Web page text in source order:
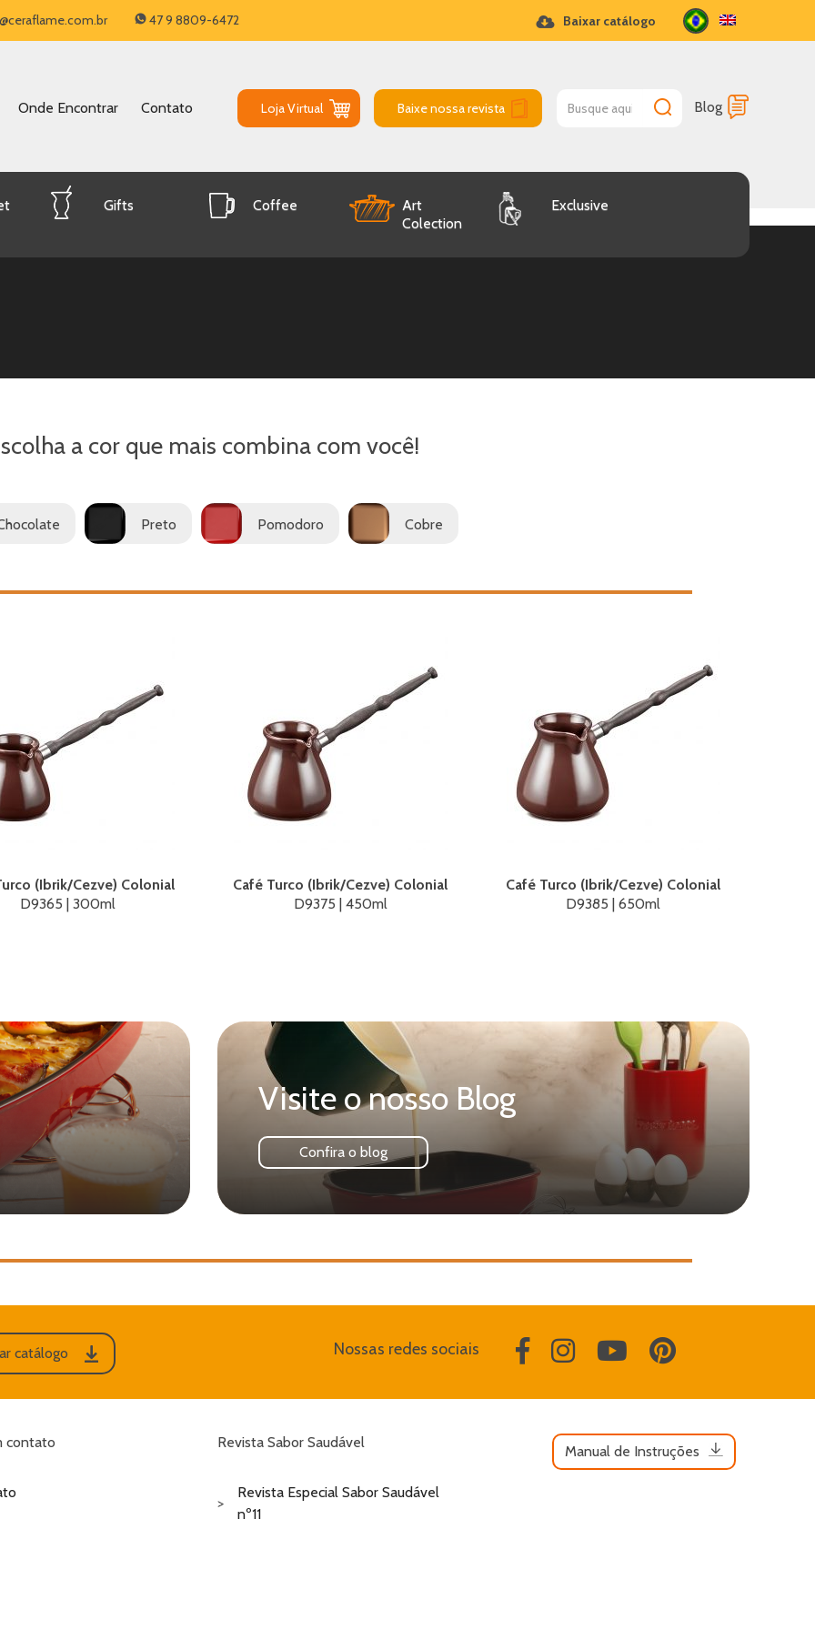
47 9 8809-6472 Baixar catálogo
Onde Encontrar Contato Loja Virtual Baixe nossa revista Blog
Gifts Coffee
Art
Colection
Exclusive
a cor que mais combina com você!
Preto Pomodoro Cobre
(Ibrik/Cezve) Colonial
D9365 | 300ml
Café Turco (Ibrik/Cezve) Colonial
D9375 | 450ml
Café Turco (Ibrik/Cezve) Colonial
D9385 | 650ml
Visite o nosso Blog
Confira o blog
catálogo Nossas redes sociais
contato Revista Sabor Saudável
Revista Especial Sabor Saudável
nº11
Manual de Instruções